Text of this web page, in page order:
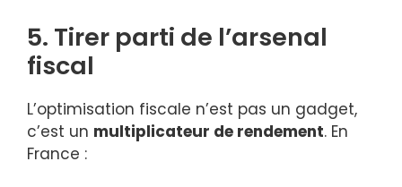
5. Tirer parti de l’arsenal
fiscal
L’optimisation fiscale n’est pas un gadget,
c’est un multiplicateur de rendement. En
France :